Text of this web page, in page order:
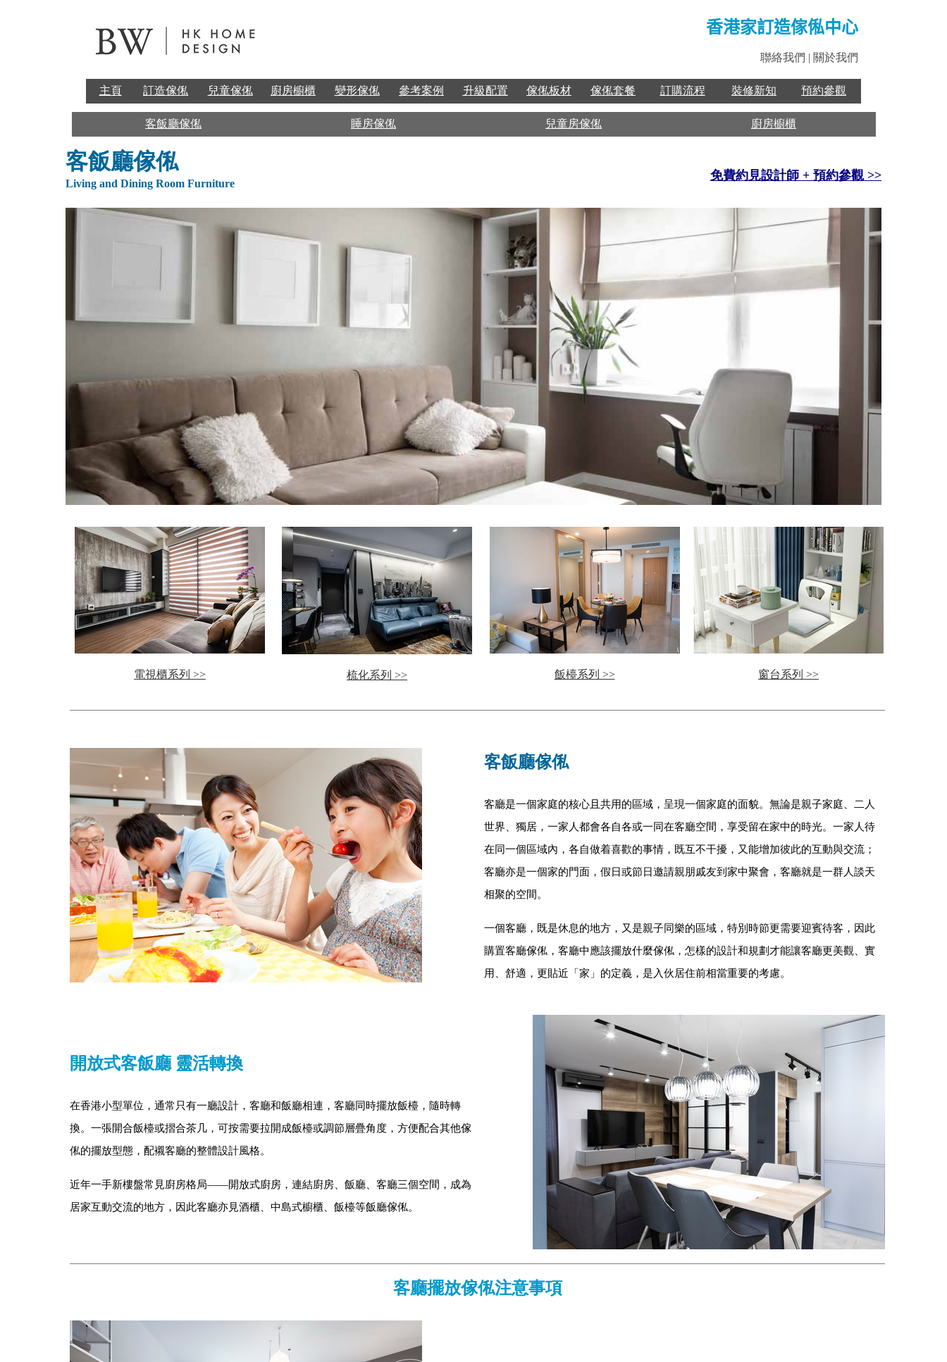
香港家訂造傢俬中心
聯絡我們 | 關於我們
主頁 訂造傢俬 兒童傢俬 廚房櫥櫃 變形傢俬 參考案例 升級配置 傢俬板材 傢俬套餐 訂購流程 裝修新知 預約參觀
客飯廳傢俬 睡房傢俬 兒童房傢俬 廚房櫥櫃
客飯廳傢俬
Living and Dining Room Furniture
免費約見設計師 + 預約參觀 >>
電視櫃系列 >> 梳化系列 >> 飯檯系列 >> 窗台系列 >>
客飯廳傢俬
客廳是一個家庭的核心且共用的區域，呈現一個家庭的面貌。無論是親子家庭、二人
世界、獨居，一家人都會各自各或一同在客廳空間，享受留在家中的時光。一家人待
在同一個區域內，各自做着喜歡的事情，既互不干擾，又能增加彼此的互動與交流；
客廳亦是一個家的門面，假日或節日邀請親朋戚友到家中聚會，客廳就是一群人談天
相聚的空間。
一個客廳，既是休息的地方，又是親子同樂的區域，特別時節更需要迎賓待客，因此
購置客廳傢俬，客廳中應該擺放什麼傢俬，怎樣的設計和規劃才能讓客廳更美觀、實
用、舒適，更貼近「家」的定義，是入伙居住前相當重要的考慮。
開放式客飯廳 靈活轉換
在香港小型單位，通常只有一廳設計，客廳和飯廳相連，客廳同時擺放飯檯，隨時轉
換。一張開合飯檯或摺合茶几，可按需要拉開成飯檯或調節層疊角度，方便配合其他傢
俬的擺放型態，配襯客廳的整體設計風格。
近年一手新樓盤常見廚房格局——開放式廚房，連結廚房、飯廳、客廳三個空間，成為
居家互動交流的地方，因此客廳亦見酒櫃、中島式櫥櫃、飯檯等飯廳傢俬。
客廳擺放傢俬注意事項